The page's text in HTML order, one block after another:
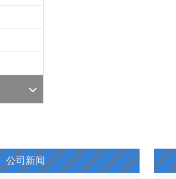
公司新闻